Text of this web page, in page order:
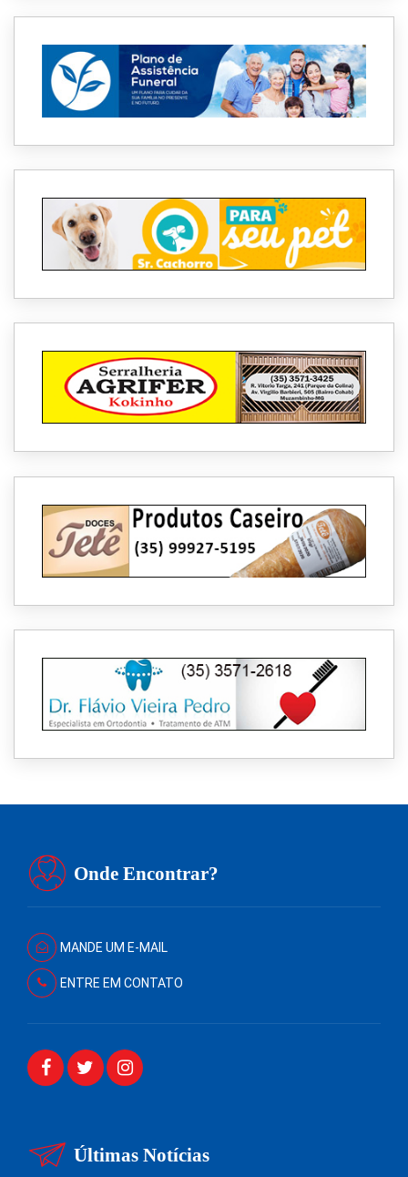
Onde Encontrar?
MANDE UM E-MAIL
ENTRE EM CONTATO
Últimas Notícias